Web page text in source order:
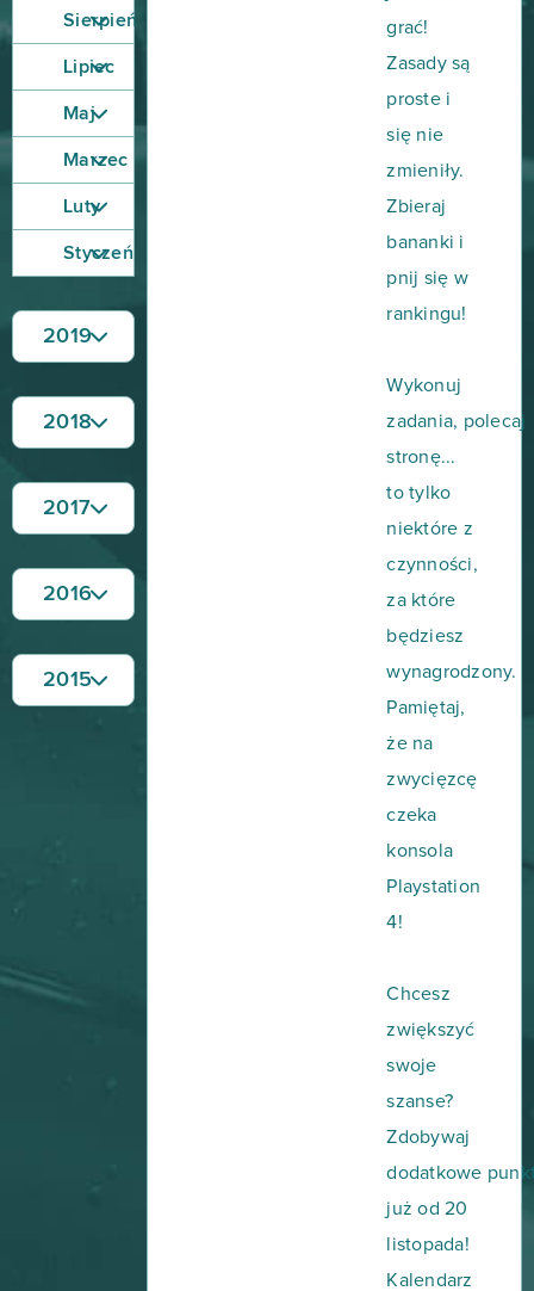
grać!
Zasady są
proste i
się nie
zmieniły.
Zbieraj
bananki i
pnij się w
rankingu!
Wykonuj
zadania, polecaj
stronę...
to tylko
niektóre z
czynności,
za które
będziesz
wynagrodzony.
Pamiętaj,
że na
zwycięzcę
czeka
konsola
Playstation
4!
Chcesz
zwiększyć
swoje
szanse?
Zdobywaj
dodatkowe
już od 20
listopada!
Kalendarz
Sierpień
Lipiec
Maj
Marzec
Luty
Styczeń
2019
2018
2017
2016
2015